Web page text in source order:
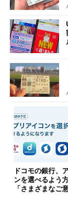
ドコモの銀行、
ンを選べるよう
「さまざまなご